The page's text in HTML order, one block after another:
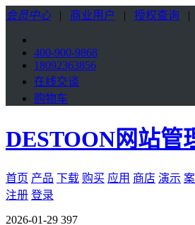
会员中心 | 商业用户 | 授权查询 |
400-900-9868
18092363856
在线交谈
购物车
DESTOON网站管
首页 产品 下载 购买 应用 商店 演示
注册 登录
2026-01-29 397